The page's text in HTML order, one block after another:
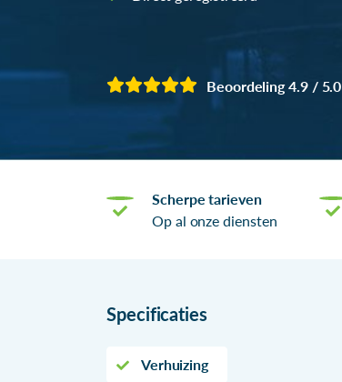
Beoordeling 4.9 / 5.0
Scherpe tarieven
Op al onze diensten
Specificaties
Verhuizing